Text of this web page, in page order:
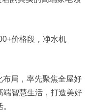
价格段，净水机
布局，率先聚焦全屋好
端智慧生活，打造美好